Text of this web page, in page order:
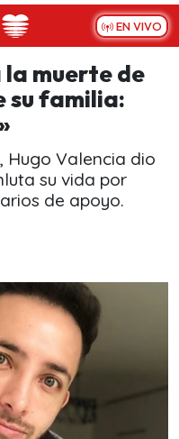
EN VIVO
muerte de
su familia:
Hugo Valencia dio
su vida por
de apoyo.